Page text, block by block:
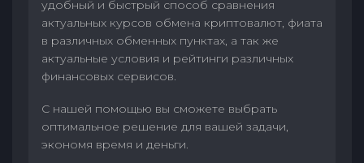
удобный и быстрый способ сравнения
актуальных курсов обмена криптовалют, фиата
в различных обменных пунктах, а так же
актуальные условия и рейтинги различных
финансовых сервисов.
С нашей помощью вы сможете выбрать
оптимальное решение для вашей задачи,
экономя время и деньги.